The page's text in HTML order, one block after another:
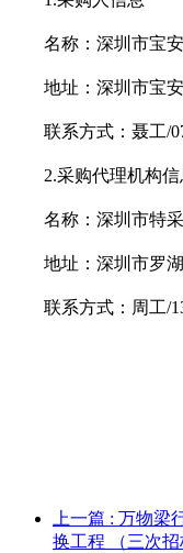
名称：深圳市宝
地址：深圳市宝
联系方式：聂工/
2.采购代理机构信
名称：深圳市特
地址：深圳市罗
联系方式：周工/
上一篇 : 万物梁
换工程 （三次